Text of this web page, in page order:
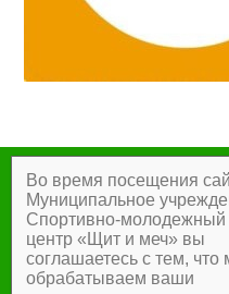
Главная
Документы
Во время посещения
Муниципальное
Спортивно-молодежный
центр «Щит и меч» вы
соглашаетесь с тем, что
обрабатываем ваши